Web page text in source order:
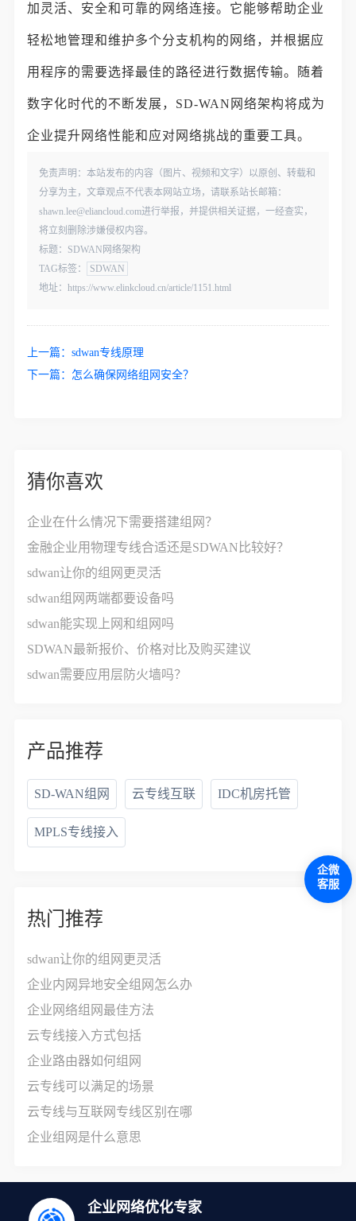
加灵活、安全和可靠的网络连接。它能够帮助企业
轻松地管理和维护多个分支机构的网络，并根据应
用程序的需要选择最佳的路径进行数据传输。随着
数字化时代的不断发展，SD-WAN网络架构将成为
企业提升网络性能和应对网络挑战的重要工具。
免责声明：本站发布的内容（图片、视频和文字）以原创、转载和
分享为主，文章观点不代表本网站立场，请联系站长邮箱：
shawn.lee@eliancloud.com进行举报，并提供相关证据，一经查实，
将立刻删除涉嫌侵权内容。
标题：SDWAN网络架构
TAG标签：
SDWAN
地址：https://www.elinkcloud.cn/article/1151.html
上一篇：sdwan专线原理
下一篇： 怎么确保网络组网安全？
猜你喜欢
企业在什么情况下需要搭建组网？
金融企业用物理专线合适还是SDWAN比较好？
sdwan让你的组网更灵活
sdwan组网两端都要设备吗
sdwan能实现上网和组网吗
SDWAN最新报价、价格对比及购买建议
sdwan需要应用层防火墙吗？
产品推荐
SD-WAN组网 云专线互联 IDC机房托管
MPLS专线接入
热门推荐
sdwan让你的组网更灵活
企业内网异地安全组网怎么办
企业网络组网最佳方法
云专线接入方式包括
企业路由器如何组网
云专线可以满足的场景
云专线与互联网专线区别在哪
企业组网是什么意思
企业网络优化专家
企微
客服